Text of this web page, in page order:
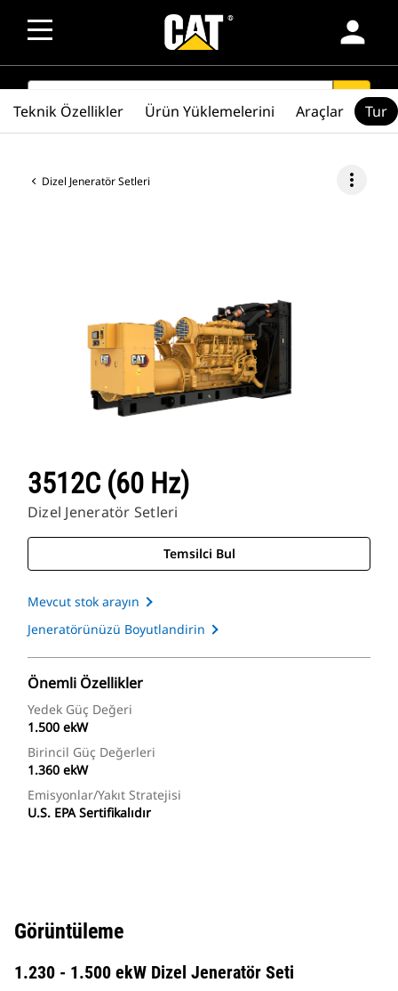
person
SEARCH search
Dizel Jeneratör Setleri more_vert
3512C (60 Hz)
Dizel Jeneratör Setleri
Temsilci Bul
Mevcut stok arayın
Jeneratörünüzü Boyutlandirin
Önemli Özellikler
Yedek Güç Değeri
1.500 ekW
Birincil Güç Değerleri
1.360 ekW
Emisyonlar/Yakıt Stratejisi
U.S. EPA Sertifikalıdır
Teknik Özellikler Ürün Yüklemelerini Araçlar Tur
Görüntüleme
1.230 - 1.500 ekW Dizel Jeneratör Seti